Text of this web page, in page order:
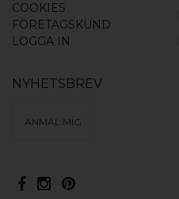
COOKIES
FÖRETAGSKUND
LOGGA IN
NYHETSBREV
ANMÄL MIG